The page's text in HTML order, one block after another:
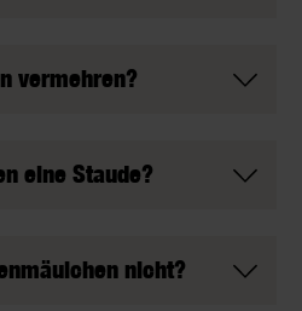
vermehren?
eine Staude?
nicht?